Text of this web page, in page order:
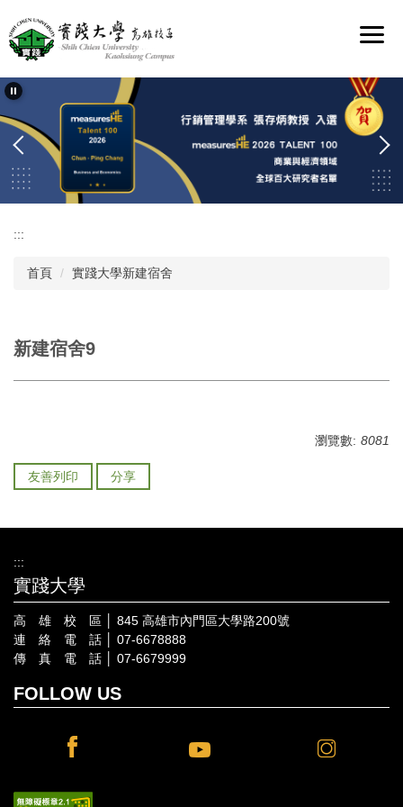
到
主
內
區
:::
首頁 實踐大學新建宿舍
新建宿舍9
瀏覽數: 8081
友善列印 分享
:::
實踐大學
高 雄 校 區 │ 845 高雄市內門區大學路200號
連 絡 電 話 │ 07-6678888
傳 真 電 話 │ 07-6679999
FOLLOW US